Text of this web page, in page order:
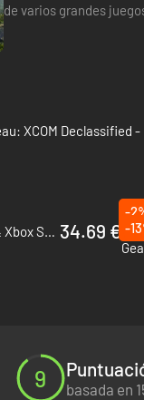
de varios grandes
XCOM Declassified -
Sid Meier’s Civilization VII - Xbox One & Xbox Series X|S 34.69 €
-
-
9 basada en